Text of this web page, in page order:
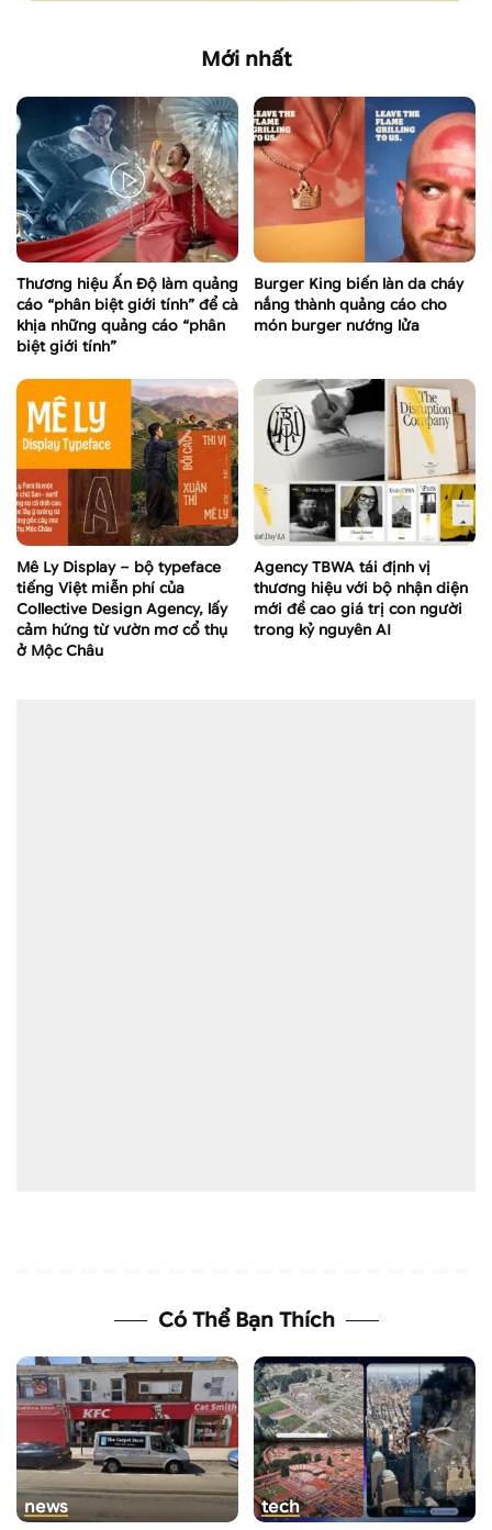
Mới nhất
Thương hiệu Ấn Độ làm quảng
cáo “phân biệt giới tính” để cà
khịa những quảng cáo “phân
biệt giới tính”
Burger King biến làn da cháy
nắng thành quảng cáo cho
món burger nướng lửa
Mê Ly Display – bộ typeface
tiếng Việt miễn phí của
Collective Design Agency, lấy
cảm hứng từ vườn mơ cổ thụ
ở Mộc Châu
Agency TBWA tái định vị
thương hiệu với bộ nhận diện
mới đề cao giá trị con người
trong kỷ nguyên AI
Có Thể Bạn Thích
news tech